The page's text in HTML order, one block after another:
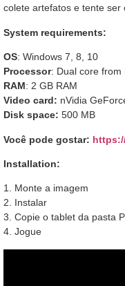
colete artefatos e tente
System requirements:
OS: Windows 7, 8, 10
Processor: Dual core from
RAM: 2 GB RAM
Video card: nVidia
Disk space: 500 MB
Você pode gostar:
Installation:
1. Monte a imagem
2. Instalar
3. Copie o tablet da pasta
4. Jogue